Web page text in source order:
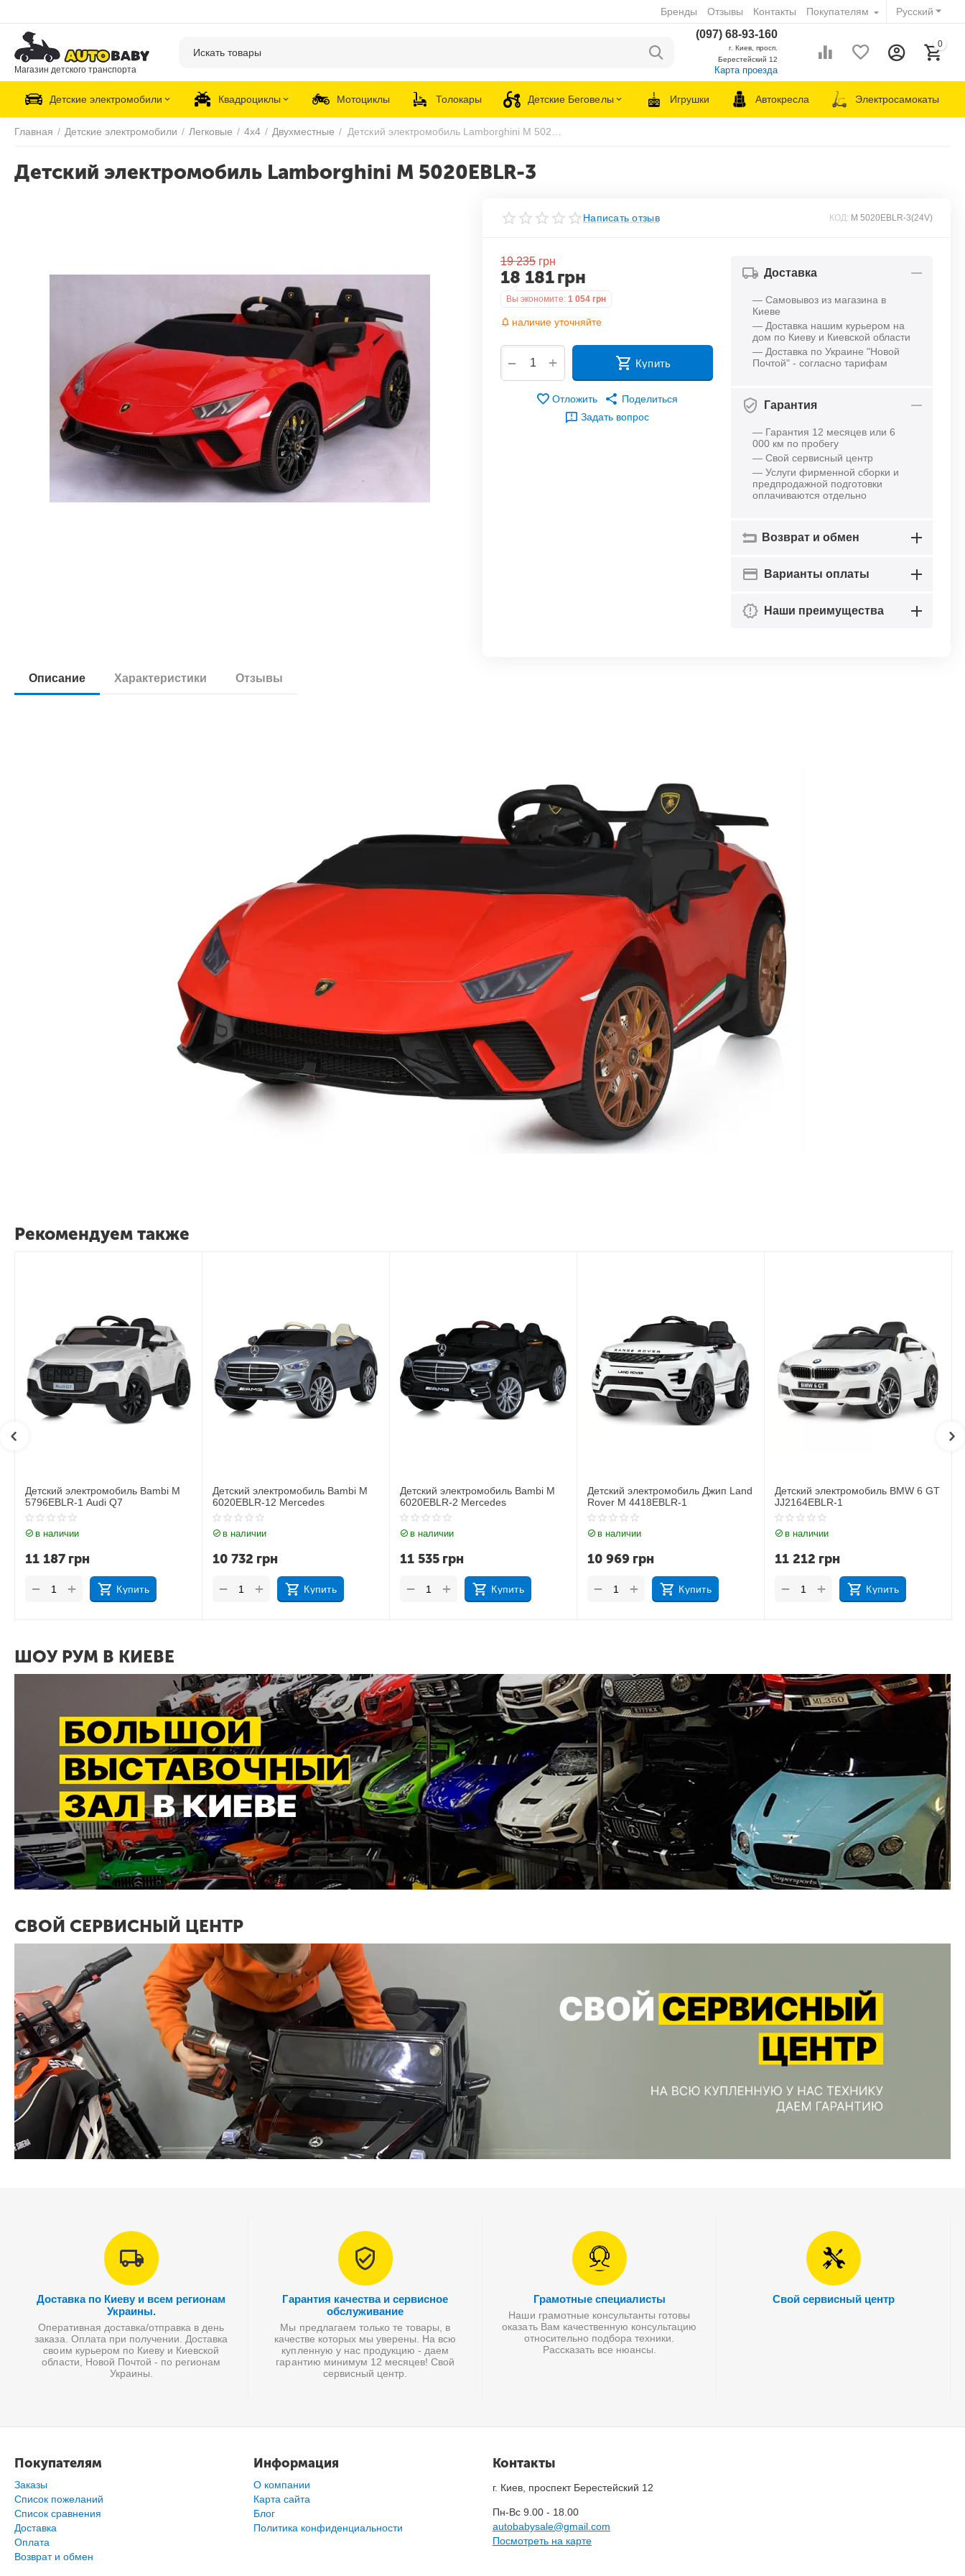
Русский
Бренды Отзывы Контакты Покупателям
Магазин детского транспорта
(097) 68-93-160
г. Киев, просп.
Берестейский 12
Карта проезда
0
Детские электромобили Квадроциклы Мотоциклы Толокары Детские Беговелы Игрушки Автокресла Электросамокаты
Главная / Детские электромобили / Легковые / 4х4 / Двухместные /
Детский электромобиль Lamborghini M 5020EBLR-3
Написать отзыв КОД: M 5020EBLR-3(24V)
19 235 грн
18 181грн
Вы экономите: 1 054 грн
наличие уточняйте
+
− Купить
Отложить
Поделиться
Задать вопрос
Доставка
— Самовывоз из магазина в
Киеве
— Доставка нашим курьером на
дом по Киеву и Киевской области
— Доставка по Украине "Новой
Почтой" - согласно тарифам
Гарантия
— Гарантия 12 месяцев или 6
000 км по пробегу
— Свой сервисный центр
— Услуги фирменной сборки и
предпродажной подготовки
оплачиваются отдельно
Возврат и обмен
Варианты оплаты
Наши преимущества
Описание Характеристики Отзывы
Рекомендуем также
Детский электромобиль Bambi M
6020EBLR-12 Mercedes
в наличии
10 732грн
Купить
+
−
Детский электромобиль Bambi M
6020EBLR-2 Mercedes
в наличии
11 535 грн
Купить
+
−
Детский электромобиль Джип Land
Rover M 4418EBLR-1
в наличии
10 969 грн
Купить
+
−
Детский электромобиль BMW 6 GT
JJ2164EBLR-1
в наличии
11 212 грн
Купить
+
−
Детский электромобиль Джип
BMW X6M JJ2199EBLR-1
в наличии
17 183 грн
Купить
+
−
ШОУ РУМ В КИЕВЕ
СВОЙ СЕРВИСНЫЙ ЦЕНТР
Доставка по Киеву и всем регионам
Украины.
Оперативная доставка/отправка в день
заказа. Оплата при получении. Доставка
своим курьером по Киеву и Киевской
области, Новой Почтой - по регионам
Украины.
Гарантия качества и сервисное
обслуживание
Мы предлагаем только те товары, в
качестве которых мы уверены. На всю
купленную у нас продукцию - даем
гарантию минимум 12 месяцев! Свой
сервисный центр.
Грамотные специалисты
Наши грамотные консультанты готовы
оказать Вам качественную консультацию
относительно подбора техники.
Рассказать все нюансы.
Свой сервисный центр
Покупателям
Заказы
Список пожеланий
Cписок сравнения
Доставка
Оплата
Возврат и обмен
Информация
О компании
Карта сайта
Блог
Политика конфиденциальности
Контакты
г. Киев, проспект Берестейский 12
Пн-Вс 9.00 - 18.00
autobabysale@gmail.com
Посмотреть на карте